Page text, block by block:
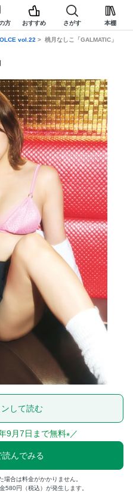
方 おすすめ さがす 本棚
vol.22 桃月なしこ「GALMATIC」
ンして読む
9月7日まで無料※ ／
んでみる
合は料金がかかりません。
580円（税込）が発生します。